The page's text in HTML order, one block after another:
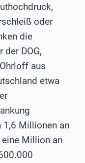
oder
die
der DOG,
aus
etwa
1,6 Millionen an
Million an